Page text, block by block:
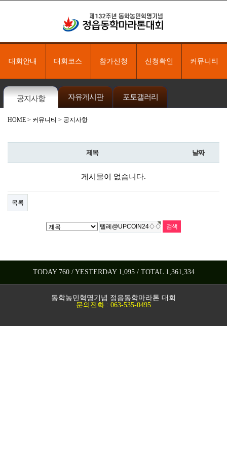
대회안내 대회코스 참가신청 신청확인 커뮤니티
공지사항 자유게시판 포토갤러리
HOME > 커뮤니티 > 공지사항
제목 날짜
게시물이 없습니다.
목록
TODAY 760 / YESTERDAY 1,095 / TOTAL 1,361,334
동학농민혁명기념 정읍동학마라톤 대회
문의전화 : 063-535-0495